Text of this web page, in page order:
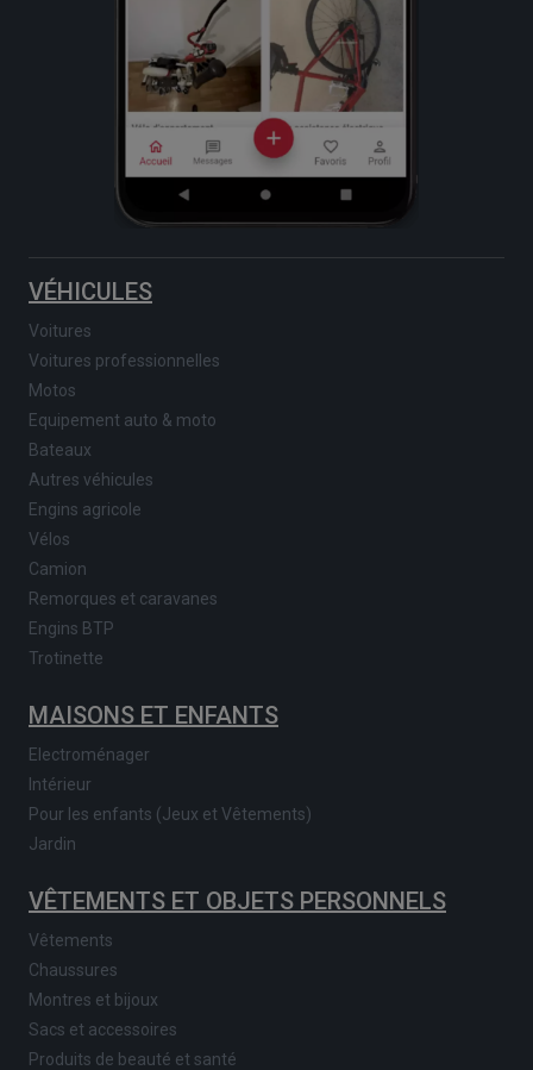
VÉHICULES
Voitures
Voitures professionnelles
Motos
Equipement auto & moto
Bateaux
Autres véhicules
Engins agricole
Vélos
Camion
Remorques et caravanes
Engins BTP
Trotinette
MAISONS ET ENFANTS
Electroménager
Intérieur
Pour les enfants (Jeux et Vêtements)
Jardin
VÊTEMENTS ET OBJETS PERSONNELS
Vêtements
Chaussures
Montres et bijoux
Sacs et accessoires
Produits de beauté et santé